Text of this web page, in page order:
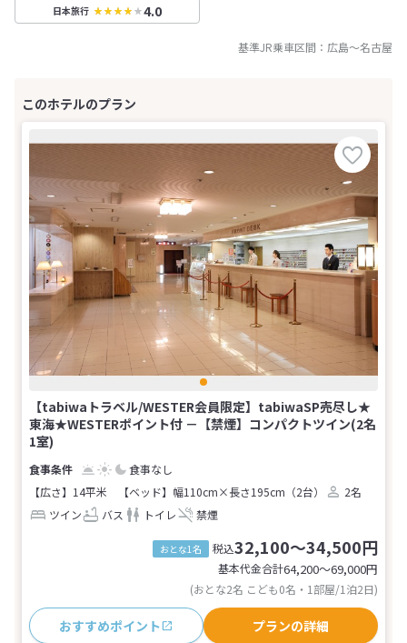
日本旅行 4.0
基準JR乗車区間： 広島～名古屋
【tabiwaトラベル/WESTER会員限定】tabiwaSP売尽し★
東海★WESTERポイント付 －【禁煙】コンパクトツイン(2名
1室)
食事なし
【広さ】14平米
【ベッド】幅110cm×長さ195cm（2台）
2名
ツイン
バス トイレ 禁煙
おとな1名 税込32,100～34,500円
基本代金合計64,200〜69,000円
(おとな2名 こども0名・1部屋/1泊2日)
おすすめポイント プランの詳細